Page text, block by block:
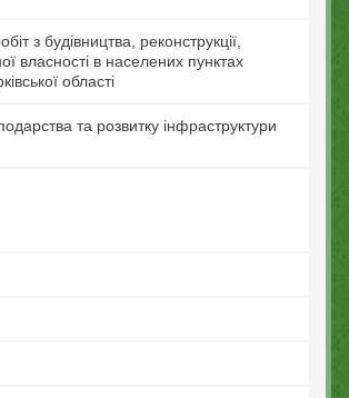
з будівництва, реконструкції,
власності в населених пунктах
області
та розвитку інфраструктури